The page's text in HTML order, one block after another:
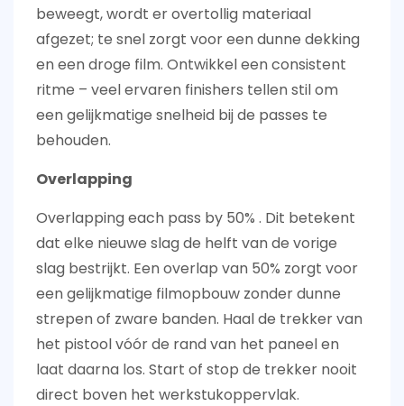
beweegt, wordt er overtollig materiaal
afgezet; te snel zorgt voor een dunne dekking
en een droge film. Ontwikkel een consistent
ritme – veel ervaren finishers tellen stil om
een ​​gelijkmatige snelheid bij de passes te
behouden.
Overlapping
Overlapping each pass by 50% . Dit betekent
dat elke nieuwe slag de helft van de vorige
slag bestrijkt. Een overlap van 50% zorgt voor
een gelijkmatige filmopbouw zonder dunne
strepen of zware banden. Haal de trekker van
het pistool vóór de rand van het paneel en
laat daarna los. Start of stop de trekker nooit
direct boven het werkstukoppervlak.